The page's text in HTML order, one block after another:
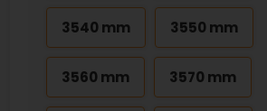
3540 mm 3550 mm
3560 mm 3570 mm